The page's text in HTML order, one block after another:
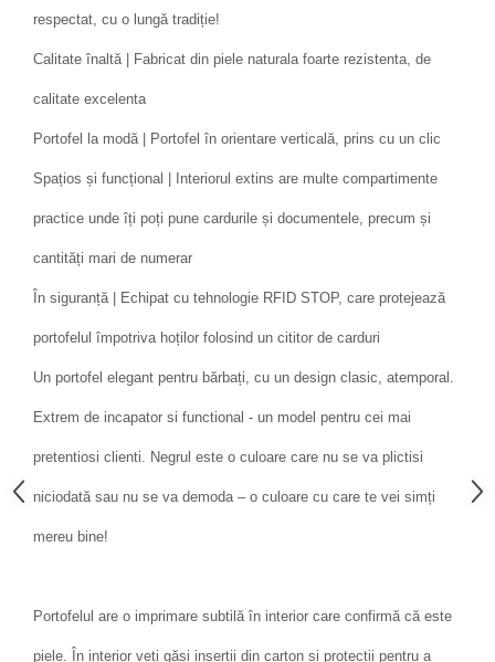
respectat, cu o lungă tradiție!
Calitate înaltă | Fabricat din piele naturala foarte rezistenta, de
calitate excelenta
Portofel la modă | Portofel în orientare verticală, prins cu un clic
Spațios și funcțional | Interiorul extins are multe compartimente
practice unde îți poți pune cardurile și documentele, precum și
cantități mari de numerar
În siguranță | Echipat cu tehnologie RFID STOP, care protejează
portofelul împotriva hoților folosind un cititor de carduri
Un portofel elegant pentru bărbați, cu un design clasic, atemporal.
Extrem de incapator si functional - un model pentru cei mai
pretentiosi clienti. Negrul este o culoare care nu se va plictisi
niciodată sau nu se va demoda – o culoare cu care te vei simți
mereu bine!
Portofelul are o imprimare subtilă în interior care confirmă că este
piele. În interior veți găsi inserții din carton și protecții pentru a